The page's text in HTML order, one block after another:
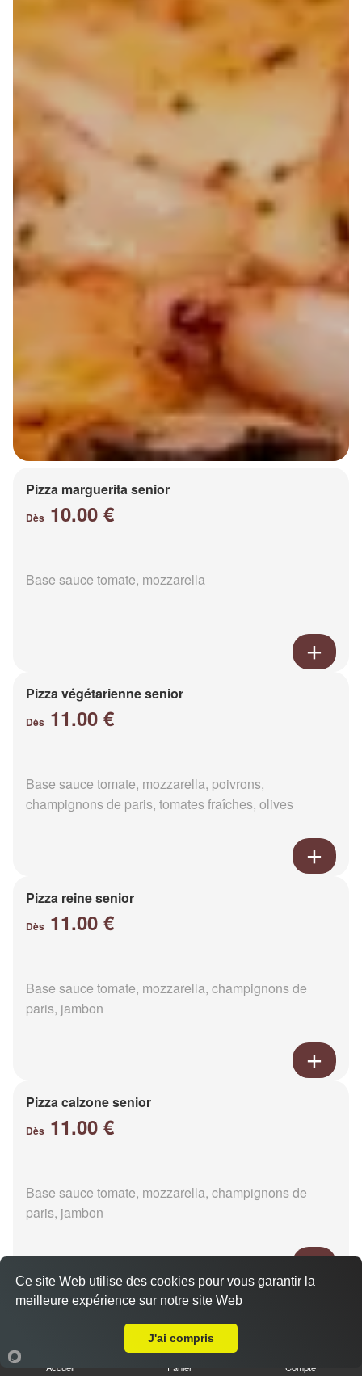
Pizza marguerita senior
Dès 10.00 €
Base sauce tomate, mozzarella
Pizza végétarienne senior
Dès 11.00 €
Base sauce tomate, mozzarella, poivrons,
champignons de paris, tomates fraîches, olives
Pizza reine senior
Dès 11.00 €
Base sauce tomate, mozzarella, champignons de
paris, jambon
Pizza calzone senior
Dès 11.00 €
Base sauce tomate, mozzarella, champignons de
paris, jambon
Pizza 4 fromages senior
Accueil Panier Compte
Ce site Web utilise des cookies pour vous garantir la
meilleure expérience sur notre site Web
J'ai compris